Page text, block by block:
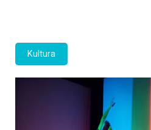
Kultura